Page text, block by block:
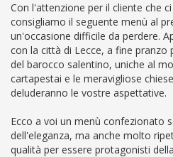
Con l'attenzione per il cliente che
consigliamo il seguente menù al
un'occasione difficile da perdere.
con la città di Lecce, a fine pranzo
del barocco salentino, uniche al
cartapestai e le meravigliose
deluderanno le vostre aspettative.
Ecco a voi un menù confezionato
dell'eleganza, ma anche molto
qualità per essere protagonisti